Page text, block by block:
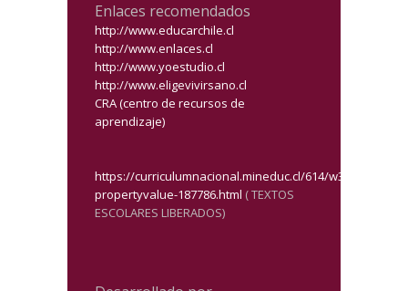
Enlaces recomendados
http://www.educarchile.cl
http://www.enlaces.cl
http://www.yoestudio.cl
http://www.eligevivirsano.cl
CRA (centro de recursos de
aprendizaje)
https://curriculumnacional.mineduc.cl/614/w3-
propertyvalue-187786.html ( TEXTOS
ESCOLARES LIBERADOS)